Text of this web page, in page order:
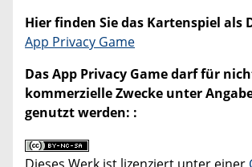
Hier finden Sie das Kartenspiel als
App Privacy Game
Das App Privacy Game darf für
kommerzielle Zwecke unter
genutzt werden: :
Dieses Werk ist lizenziert unter einer